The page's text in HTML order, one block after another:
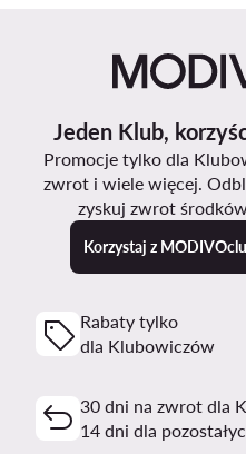
Jeden Klub,
Promocje tylko dla
zwrot i wiele więcej.
zyskuj zwrot
Korzystaj z
Rabaty tylko
dla Klubowiczów
30 dni na zwrot dla
14 dni dla